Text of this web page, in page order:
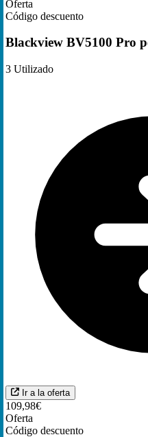
Oferta
Código descuento
Blackview BV5100 Pro
3 Utilizado
Ir a la oferta
109,98€
Oferta
Código descuento